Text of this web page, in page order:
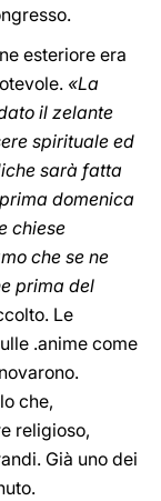
esteriore era
«La
il zelante
spirituale ed
sarà fatta
domenica
chiese
che se ne
prima del
Le
.anime come
che,
religioso,
Già uno dei